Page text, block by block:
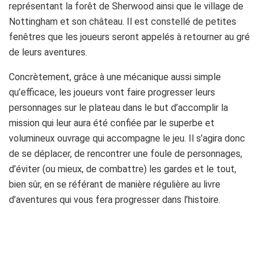
représentant la forêt de Sherwood ainsi que le village de
Nottingham et son château. Il est constellé de petites
fenêtres que les joueurs seront appelés à retourner au gré
de leurs aventures.
Concrètement, grâce à une mécanique aussi simple
qu’efficace, les joueurs vont faire progresser leurs
personnages sur le plateau dans le but d’accomplir la
mission qui leur aura été confiée par le superbe et
volumineux ouvrage qui accompagne le jeu. Il s’agira donc
de se déplacer, de rencontrer une foule de personnages,
d’éviter (ou mieux, de combattre) les gardes et le tout,
bien sûr, en se référant de manière régulière au livre
d’aventures qui vous fera progresser dans l’histoire.